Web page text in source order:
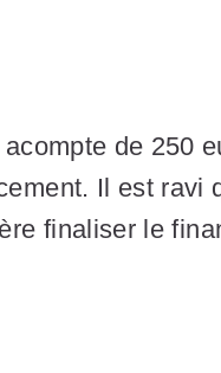
de 250
Il est ravi
finaliser le